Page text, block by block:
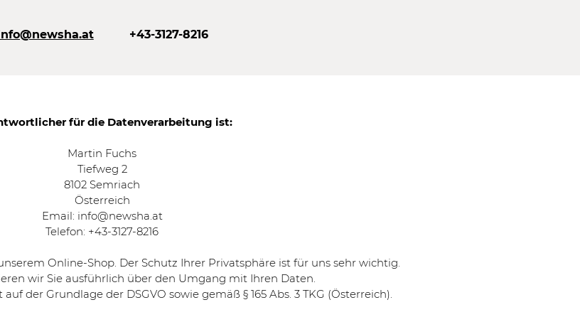
+43-3127-8216
für die Datenverarbeitung ist:
Martin Fuchs
Tiefweg 2
8102 Semriach
Österreich
Email: info@newsha.at
Telefon: +43-3127-8216
Online-Shop. Der Schutz Ihrer Privatsphäre ist für uns sehr wichtig.
wir Sie ausführlich über den Umgang mit Ihren Daten.
der Grundlage der DSGVO sowie gemäß § 165 Abs. 3 TKG (Österreich).